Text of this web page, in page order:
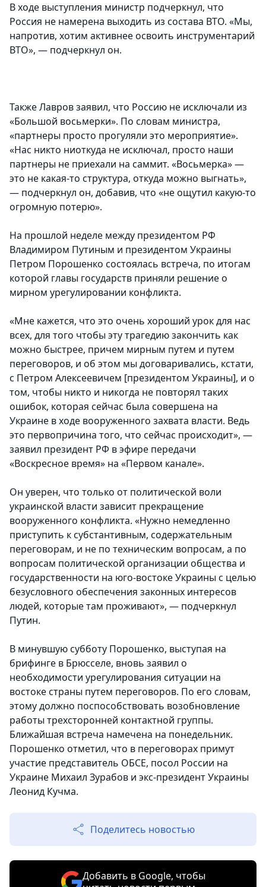
В ходе выступления министр подчеркнул, что
Россия не намерена выходить из состава ВТО. «Мы,
напротив, хотим активнее освоить инструментарий
ВТО», — подчеркнул он.
Также Лавров заявил, что Россию не исключали из
«Большой восьмерки». По словам министра,
«партнеры просто прогуляли это мероприятие».
«Нас никто ниоткуда не исключал, просто наши
партнеры не приехали на саммит. «Восьмерка» —
это не какая-то структура, откуда можно выгнать»,
— подчеркнул он, добавив, что «не ощутил какую-то
огромную потерю».
На прошлой неделе между президентом РФ
Владимиром Путиным и президентом Украины
Петром Порошенко состоялась встреча, по итогам
которой главы государств приняли решение о
мирном урегулировании конфликта.
«Мне кажется, что это очень хороший урок для нас
всех, для того чтобы эту трагедию закончить как
можно быстрее, причем мирным путем и путем
переговоров, и об этом мы договаривались, кстати,
с Петром Алексеевичем [президентом Украины], и о
том, чтобы никто и никогда не повторял таких
ошибок, которая сейчас была совершена на
Украине в ходе вооруженного захвата власти. Ведь
это первопричина того, что сейчас происходит», —
заявил президент РФ в эфире передачи
«Воскресное время» на «Первом канале».
Он уверен, что только от политической воли
украинской власти зависит прекращение
вооруженного конфликта. «Нужно немедленно
приступить к субстантивным, содержательным
переговорам, и не по техническим вопросам, а по
вопросам политической организации общества и
государственности на юго-востоке Украины с целью
безусловного обеспечения законных интересов
людей, которые там проживают», — подчеркнул
Путин.
В минувшую субботу Порошенко, выступая на
брифинге в Брюсселе, вновь заявил о
необходимости урегулирования ситуации на
востоке страны путем переговоров. По его словам,
этому должно поспособствовать возобновление
работы трехсторонней контактной группы.
Ближайшая встреча намечена на понедельник.
Порошенко отметил, что в переговорах примут
участие представитель ОБСЕ, посол России на
Украине Михаил Зурабов и экс-президент Украины
Леонид Кучма.
Поделитесь новостью
Добавить в Google, чтобы